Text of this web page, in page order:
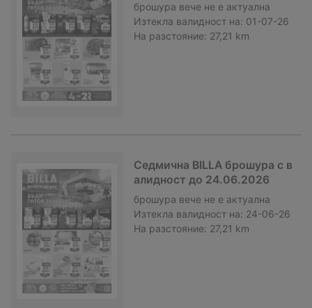
брошура вече не е актуална
Изтекла валидност на: 01-07-26
На разстояние: 27,21 km
Седмична BILLA брошура с в
алидност до 24.06.2026
брошура вече не е актуална
Изтекла валидност на: 24-06-26
На разстояние: 27,21 km